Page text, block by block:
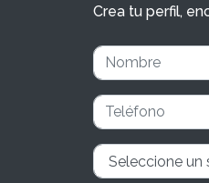
Crea tu perfil,